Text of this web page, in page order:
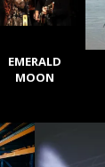
EMERALD
MOON